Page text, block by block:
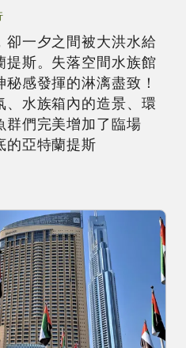
一夕之間被大洪水給
斯。失落空間水族館
感發揮的淋漓盡致！
水族箱內的造景、環
群們完美增加了臨場
的亞特蘭提斯